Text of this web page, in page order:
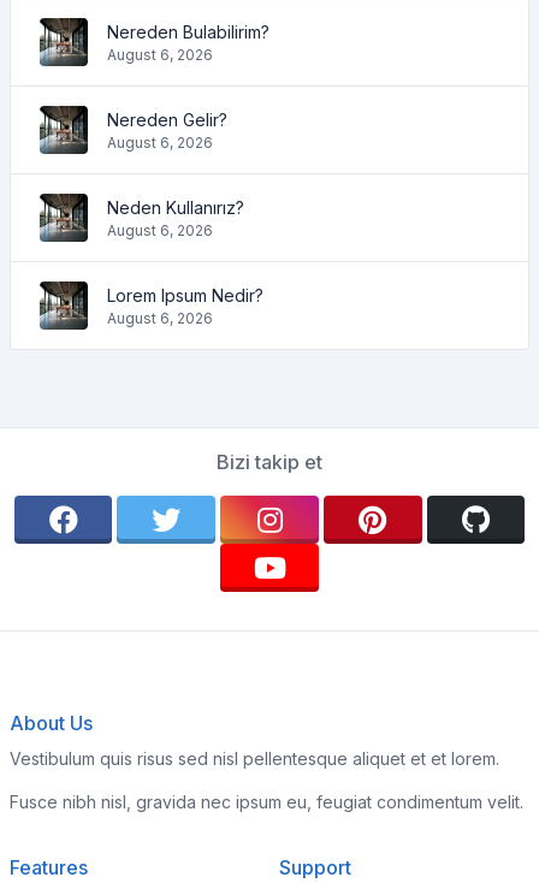
Nereden Bulabilirim?
August 6, 2026
Nereden Gelir?
August 6, 2026
Neden Kullanırız?
August 6, 2026
Lorem Ipsum Nedir?
August 6, 2026
Bizi takip et
About Us
Vestibulum quis risus sed nisl pellentesque aliquet et et lorem.
Fusce nibh nisl, gravida nec ipsum eu, feugiat condimentum velit.
Features Support